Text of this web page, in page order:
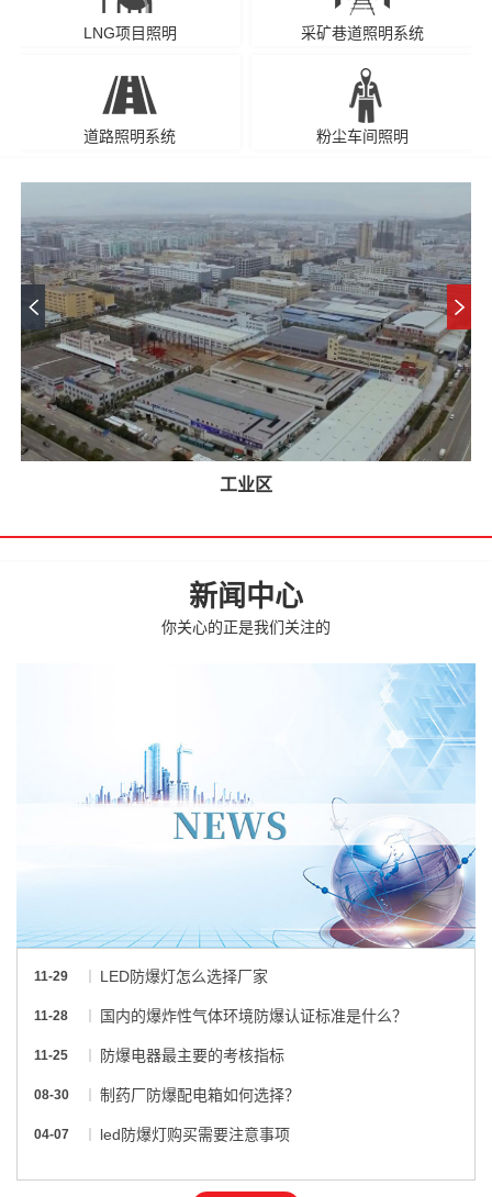
LNG项目照明 采矿巷道照明系统
道路照明系统 粉尘车间照明
工业区
新闻中心
你关心的正是我们关注的
11-29 LED防爆灯怎么选择厂家
11-28 国内的爆炸性气体环境防爆认证标准是什么？
11-25 防爆电器最主要的考核指标
08-30 制药厂防爆配电箱如何选择？
04-07 led防爆灯购买需要注意事项